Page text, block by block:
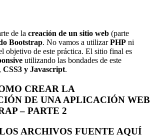
de la creación de un sitio web (parte
Bootstrap. No vamos a utilizarPHP ni
objetivo de este práctica. El sitio final es
utilizando las bondades de este
, CSS3 y Javascript.
CREAR LA
DE UNA APLICACIÓN WEB
– PARTE 2
ARCHIVOS FUENTE AQUÍ